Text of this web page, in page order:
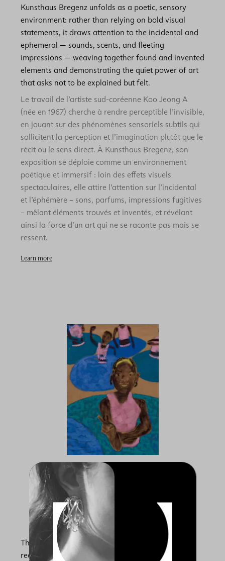
Kunsthaus Bregenz unfolds as a poetic, sensory
environment: rather than relying on bold visual
statements, it draws attention to the incidental and
ephemeral — sounds, scents, and fleeting
impressions — weaving together found and invented
elements and demonstrating the quiet power of art
that asks not to be explained but felt.
Le travail de l’artiste sud-coréenne Koo Jeong A
(née en 1967) cherche à rendre perceptible l’invisible,
en jouant sur des phénomènes sensoriels subtils qui
sollicitent la perception et l’imagination plutôt que le
récit ou le sens direct. À Kunsthaus Bregenz, son
exposition se déploie comme un environnement
poétique et immersif : loin des effets visuels
spectaculaires, elle attire l’attention sur l’incidental
et l’éphémère – sons, parfums, impressions fugitives
– mêlant éléments trouvés et inventés, et révélant
ainsi la force d’un art qui ne se raconte pas mais se
ressent.
Learn more
Alvaro Barrington. On The Road
Thaddaeus Ropac, Villa Kast,
24.01.2026
The work of Álvaro Barrington (b. 1983)
reconfigures materials like burlap, yarn, concrete,